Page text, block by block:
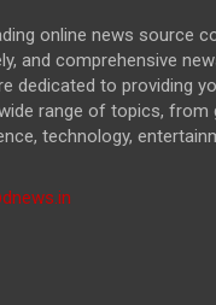
online news source
and comprehensive
dedicated to providing
range of topics, from
technology,